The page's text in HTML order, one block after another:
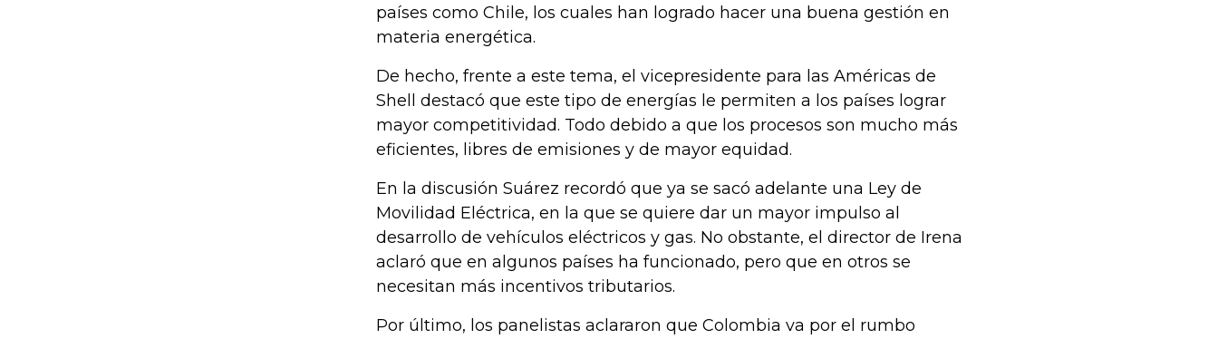
países como Chile, los cuales han logrado hacer una buena gestión en
materia energética.
De hecho, frente a este tema, el vicepresidente para las Américas de
Shell destacó que este tipo de energías le permiten a los países lograr
mayor competitividad. Todo debido a que los procesos son mucho más
eficientes, libres de emisiones y de mayor equidad.
En la discusión Suárez recordó que ya se sacó adelante una Ley de
Movilidad Eléctrica, en la que se quiere dar un mayor impulso al
desarrollo de vehículos eléctricos y gas. No obstante, el director de Irena
aclaró que en algunos países ha funcionado, pero que en otros se
necesitan más incentivos tributarios.
Por último, los panelistas aclararon que Colombia va por el rumbo